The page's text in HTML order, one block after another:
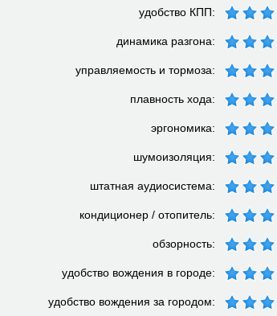
удобство КПП:
динамика разгона:
управляемость и тормоза:
плавность хода:
эргономика:
шумоизоляция:
штатная аудиосистема:
кондиционер / отопитель:
обзорность:
удобство вождения в городе:
удобство вождения за городом: